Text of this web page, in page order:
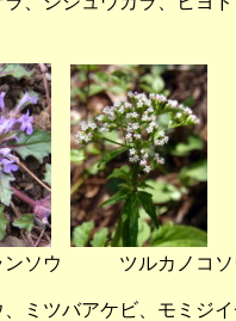
ソウ ツルカノコソ
ミツバアケビ、モミジ